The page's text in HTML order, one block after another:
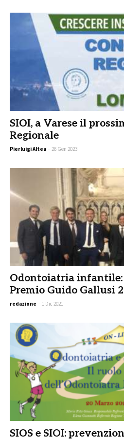
SIOI, a Varese il
Regionale
Pierluigi Altea - 26 Gen 2023
Odontoiatria infantile:
Premio Guido Gallusi
redazione - 1 Dic 2021
SIOS e SIOI: